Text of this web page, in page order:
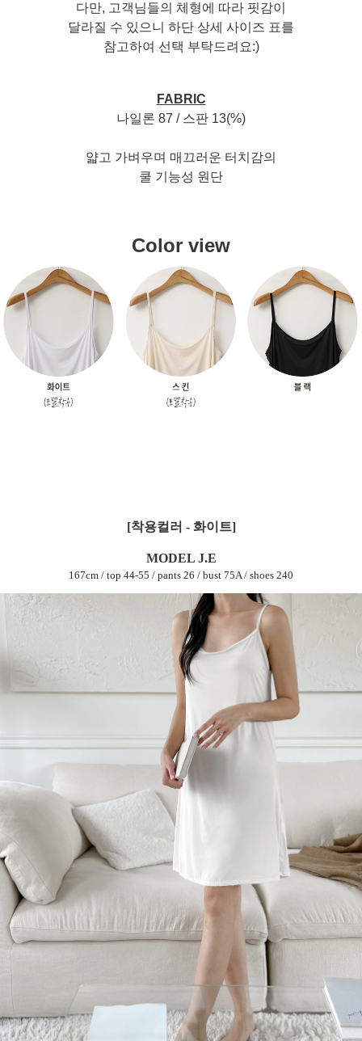
다만, 고객님들의 체형에 따라 핏감이
달라질 수 있으니 하단 상세 사이즈 표를
참고하여 선택 부탁드려요:)
FABRIC
나일론 87 / 스판 13(%)
얇고 가벼우며 매끄러운 터치감의
쿨 기능성 원단
Color view
[착용컬러 - 화이트]
MODEL J.E
167cm / top 44-55 / pants 26 / bust 75A / shoes 240